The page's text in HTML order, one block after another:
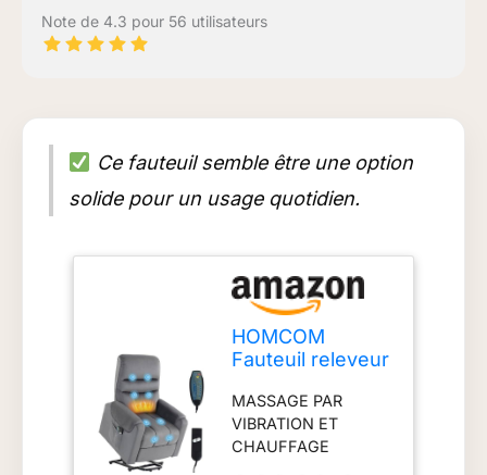
Note de 4.3 pour 56 utilisateurs
Ce fauteuil semble être une option
solide pour un usage quotidien.
HOMCOM
Fauteuil releveur
Massage
Vibration Chaleur
Gris foncé
MASSAGE PAR
VIBRATION ET
CHAUFFAGE